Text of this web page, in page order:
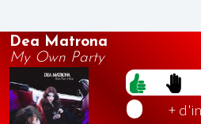
Dea Matrona
My Own Party
+